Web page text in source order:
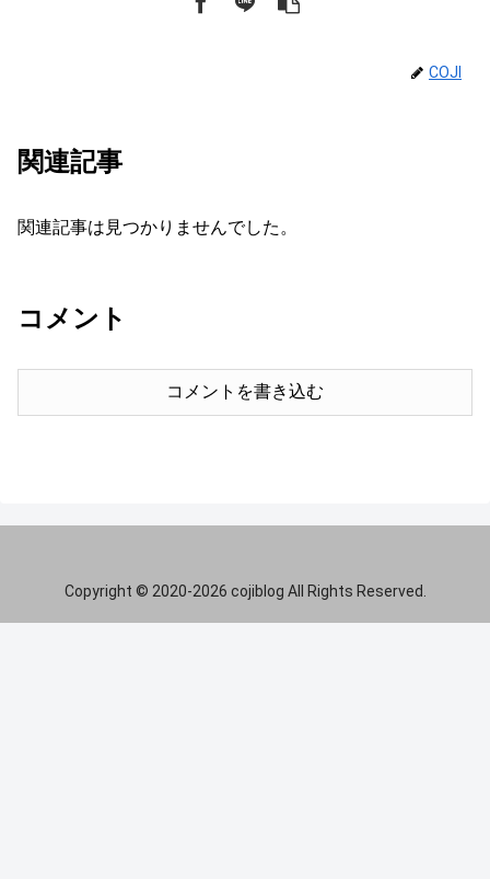
COJI
関連記事
関連記事は見つかりませんでした。
コメント
コメントを書き込む
Copyright © 2020-2026 cojiblog All Rights Reserved.